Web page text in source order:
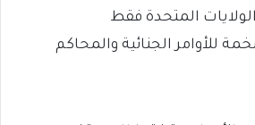
المتحدة فقط
للأوامر الجنائية والمحاكم